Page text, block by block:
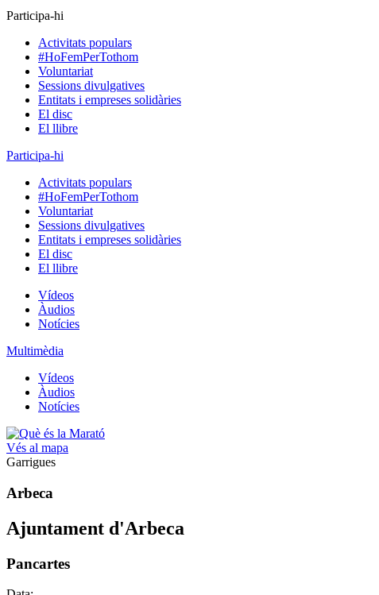
Participa-hi
Activitats populars
#HoFemPerTothom
Voluntariat
Sessions divulgatives
Entitats i empreses solidàries
El disc
El llibre
Participa-hi
Activitats populars
#HoFemPerTothom
Voluntariat
Sessions divulgatives
Entitats i empreses solidàries
El disc
El llibre
Vídeos
Àudios
Notícies
Multimèdia
Vídeos
Àudios
Notícies
Vés al mapa
Garrigues
Arbeca
Ajuntament d'Arbeca
Pancartes